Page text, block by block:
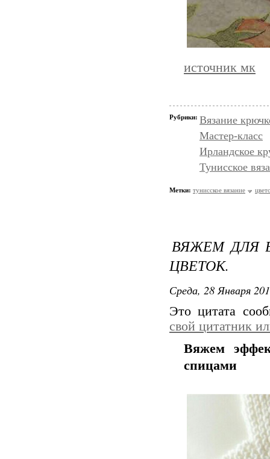
источник мк
Рубрики: Вязание
Мастер-класс
Ирландское
Тунисское
Метки: тунисское вязание
ВЯЖЕМ ДЛЯ
ЦВЕТОК.
Среда, 28 Января
Это цитата
свой цитатник
Вяжем
спицами